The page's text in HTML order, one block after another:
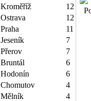
Kroměříž
12
Ostrava
12
Praha
11
Jeseník
7
Přerov
7
Bruntál
6
Hodonín
6
Chomutov
4
Mělník
4